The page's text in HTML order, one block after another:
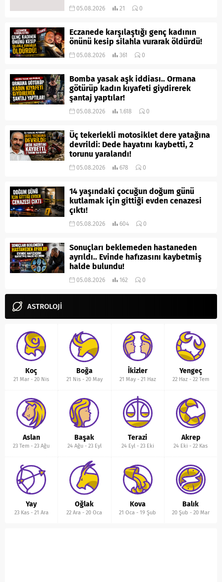
05.08.2026 21 0
Eczanede karşılaştığı genç kadının
önünü kesip silahla vurarak öldürdü!
05.08.2026 361 0
Bomba yasak aşk iddiası.. Ormana
götürüp kadın kıyafeti giydirerek
şantaj yaptılar!
05.08.2026 1.618 0
Üç tekerlekli motosiklet dere yatağına
devrildi: Dede hayatını kaybetti, 2
torunu yaralandı!
05.08.2026 678 0
14 yaşındaki çocuğun doğum günü
kutlamak için gittiği evden cenazesi
çıktı!
05.08.2026 604 0
Sonuçları beklemeden hastaneden
ayrıldı.. Evinde hafızasını kaybetmiş
halde bulundu!
05.08.2026 162 0
ASTROLOJİ
Koç
21 Mar -20 Nis
Boğa
21 Nis- 20 May
İkizler
21 May- 21 Haz
Yengeç
22 Haz- 22 Tem
Aslan
23 Tem -23 Ağu
Başak
24 Ağu- 23 Eyl
Terazi
24 Eyl - 23 Eki
Akrep
24 Eki -22 Kas
Yay
23 Kas- 21 Ara
Oğlak
22 Ara -20 Oca
Kova
21 Oca -19 Şub
Balık
20 Şub - 20 Mar